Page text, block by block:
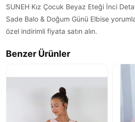
SUNEH Kız Çocuk Beyaz Eteği İnci
Sade Balo & Doğum Günü Elbise
özel indirimli fiyata satın alın.
Benzer Ürünler